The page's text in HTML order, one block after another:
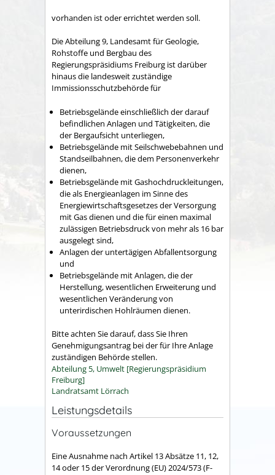
vorhanden ist oder errichtet werden soll.
Die Abteilung 9, Landesamt für Geologie,
Rohstoffe und Bergbau des
Regierungspräsidiums Freiburg ist darüber
hinaus die landesweit zuständige
Immissionsschutzbehörde für
Betriebsgelände einschließlich der darauf
befindlichen Anlagen und Tätigkeiten, die
der Bergaufsicht unterliegen,
Betriebsgelände mit Seilschwebebahnen und
Standseilbahnen, die dem Personenverkehr
dienen,
Betriebsgelände mit Gashochdruckleitungen,
die als Energieanlagen im Sinne des
Energiewirtschaftsgesetzes der Versorgung
mit Gas dienen und die für einen maximal
zulässigen Betriebsdruck von mehr als 16 bar
ausgelegt sind,
Anlagen der untertägigen Abfallentsorgung
und
Betriebsgelände mit Anlagen, die der
Herstellung, wesentlichen Erweiterung und
wesentlichen Veränderung von
unterirdischen Hohlräumen dienen.
Bitte achten Sie darauf, dass Sie Ihren
Genehmigungsantrag bei der für Ihre Anlage
zuständigen Behörde stellen.
Abteilung 5, Umwelt [Regierungspräsidium
Freiburg]
Landratsamt Lörrach
Leistungsdetails
Voraussetzungen
Eine Ausnahme nach Artikel 13 Absätze 11, 12,
14 oder 15 der Verordnung (EU) 2024/573 (F-